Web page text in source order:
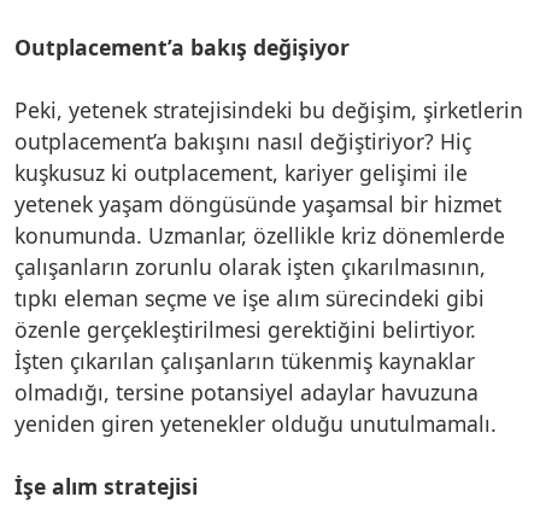
Outplacement’a bakış değişiyor
Peki, yetenek stratejisindeki bu değişim, şirketlerin
outplacement’a bakışını nasıl değiştiriyor? Hiç
kuşkusuz ki outplacement, kariyer gelişimi ile
yetenek yaşam döngüsünde yaşamsal bir hizmet
konumunda. Uzmanlar, özellikle kriz dönemlerde
çalışanların zorunlu olarak işten çıkarılmasının,
tıpkı eleman seçme ve işe alım sürecindeki gibi
özenle gerçekleştirilmesi gerektiğini belirtiyor.
İşten çıkarılan çalışanların tükenmiş kaynaklar
olmadığı, tersine potansiyel adaylar havuzuna
yeniden giren yetenekler olduğu unutulmamalı.
İşe alım stratejisi